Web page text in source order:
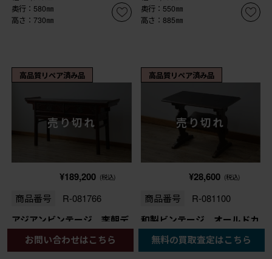
奥行：580㎜
高さ：730㎜
奥行：550㎜
高さ：885㎜
高品質リペア済み品
売り切れ
¥189,200 (税込)
商品番号 R-081766
アジアンビンテージ 李朝デ
ザイン 両面使い 華やかな
彫刻が魅力的な引き出し2杯
高品質リペア済み品
売り切れ
¥28,600 (税込)
商品番号 R-081100
和製ビンテージ オールドカ
リモク(karimoku) マガジン
ラック付き 木のぬくもり感
お問い合わせはこちら 無料の買取査定はこちら